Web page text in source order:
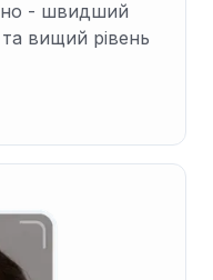
- швидший
вищий рівень